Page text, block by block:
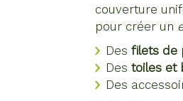
couverture
pour créer un
Desfilets de
Destoiles et
Des